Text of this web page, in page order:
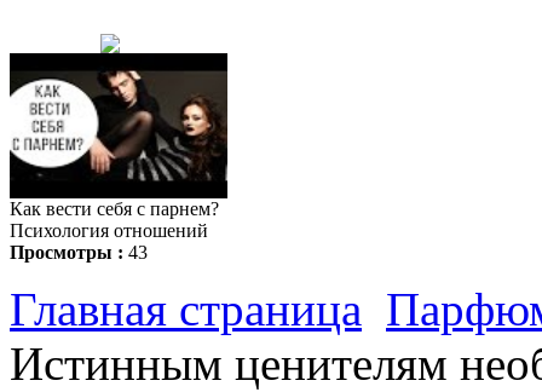
Как вести себя с парнем?
Психология отношений
Просмотры : 43
Главная страница
Истинным ценителям